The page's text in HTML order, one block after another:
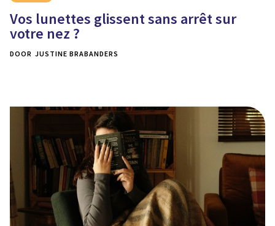
Vos lunettes glissent sans arrêt sur
votre nez ?
DOOR JUSTINE BRABANDERS